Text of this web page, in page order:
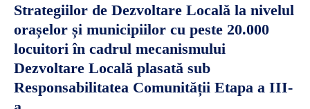
Strategiilor de Dezvoltare Locală la nivelul
orașelor și municipiilor cu peste 20.000
locuitori în cadrul mecanismului
Dezvoltare Locală plasată sub
Responsabilitatea Comunității Etapa a III-